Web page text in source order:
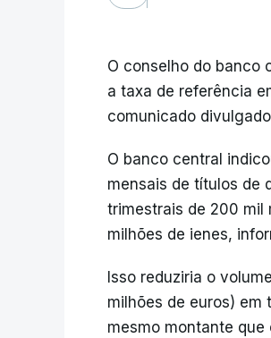
O conselho do banco
a taxa de referência
comunicado
O banco central
mensais de títulos de
trimestrais de 200 mil
milhões de ienes,
Isso reduziria o
milhões de euros) em
mesmo montante